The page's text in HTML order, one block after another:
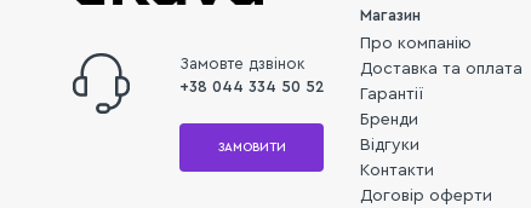
Замовте дзвінок
+38 044 334 50 52
ЗАМОВИТИ
Магазин
Про компанію
Доставка та оплата
Гарантії
Бренди
Відгуки
Контакти
Договір оферти